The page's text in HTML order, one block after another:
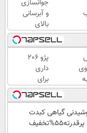
جوانسازی
و آبرسانی
بالای
پوست با
اسپیرولینا
پژو 206
داری
برای
فروش؟
با
کارنامه
به
گیاهی کبدت